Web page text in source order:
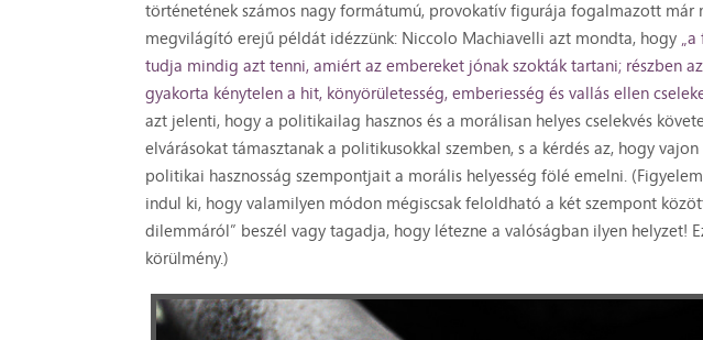
történetének számos nagy formátumú, provokatív figurája fogalmazott már
megvilágító erejű példát idézzünk: Niccolo Machiavelli azt mondta, hogy
tudja mindig azt tenni, amiért az embereket jónak szokták tartani; részben
gyakorta kénytelen a hit, könyörületesség, emberiesség és vallás ellen
azt jelenti, hogy a politikailag hasznos és a morálisan helyes cselekvés
elvárásokat támasztanak a politikusokkal szemben, s a kérdés az, hogy
politikai hasznosság szempontjait a morális helyesség fölé emelni.
indul ki, hogy valamilyen módon mégiscsak feloldható a két szempont
dilemmáról” beszél vagy tagadja, hogy létezne a valóságban ilyen helyzet!
körülmény.)